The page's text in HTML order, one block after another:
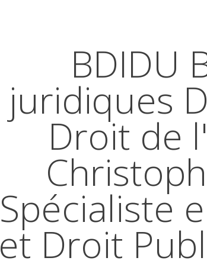
BDIDU
juridiques
Droit de
Spécialiste
et Droit